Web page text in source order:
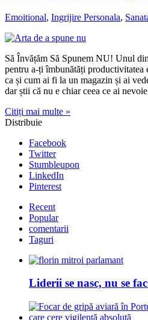
Emoitional, Ingrijire Personala,
Să Învățăm Să Spunem NU! Unul
pentru a-ți îmbunătăți productivitatea
ca și cum ai fi la un magazin și ai
dar știi că nu e chiar ceea ce ai
Citiți mai multe »
Distribuie
Facebook
Twitter
Stumbleupon
LinkedIn
Pinterest
Recent
Popular
comentarii
Taguri
Liderii se nasc, nu se